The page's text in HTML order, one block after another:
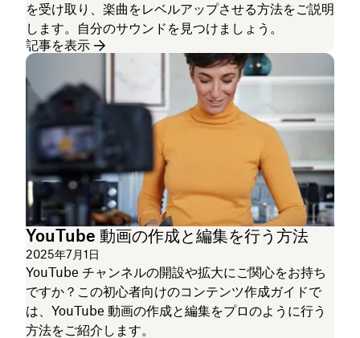
を受け取り、楽曲をレベルアップさせる方法をご説明
します。自分のサウンドを見つけましょう。
記事を表示
YouTube 動画の作成と編集を行う方法
2025年7月1日
YouTube チャンネルの開設や拡大にご関心をお持ち
ですか？この初心者向けのコンテンツ作成ガイドで
は、YouTube 動画の作成と編集をプロのように行う
方法をご紹介します。